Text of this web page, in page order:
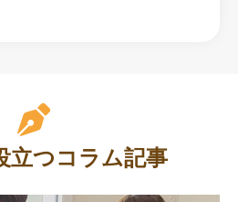
立つコラム記事